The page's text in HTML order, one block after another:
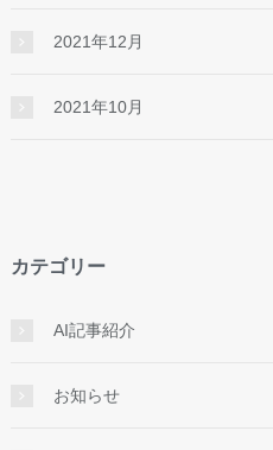
2021年12月
2021年10月
カテゴリー
AI記事紹介
お知らせ